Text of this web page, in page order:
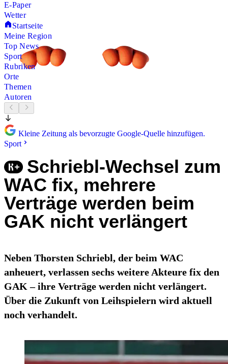
E-Paper
Wetter
Startseite
Meine Region
Top News
Sport
Rubriken
Orte
Themen
Autoren
Kleine Zeitung als bevorzugte Google-Quelle hinzufügen.
Sport
Schriebl-Wechsel zum
WAC fix, mehrere
Verträge werden beim
GAK nicht verlängert
Neben Thorsten Schriebl, der beim WAC
anheuert, verlassen sechs weitere Akteure fix den
GAK – ihre Verträge werden nicht verlängert.
Über die Zukunft von Leihspielern wird aktuell
noch verhandelt.